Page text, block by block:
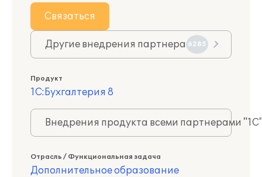
Связаться
Другие внедрения партнера 6285
Продукт
1С:Бухгалтерия 8
Внедрения продукта всеми партнерами
Отрасль / Функциональная задача
Дополнительное образование